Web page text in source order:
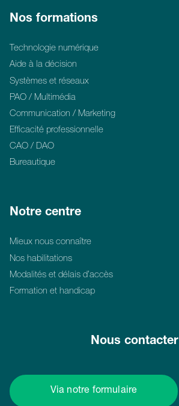
Nos formations
Technologie numérique
Aide à la décision
Systèmes et réseaux
PAO / Multimédia
Communication / Marketing
Efficacité professionnelle
CAO / DAO
Bureautique
Notre centre
Mieux nous connaître
Nos habilitations
Modalités et délais d’accès
Formation et handicap
Nous contacter
Via notre formulaire